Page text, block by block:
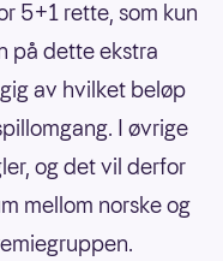
5+1 rette, som kun
på dette ekstra
av hvilket beløp
I øvrige
og det vil derfor
mellom norske og